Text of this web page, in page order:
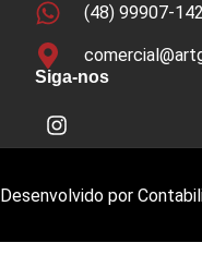
(48) 99907-
Siga-nos
Desenvolvido por